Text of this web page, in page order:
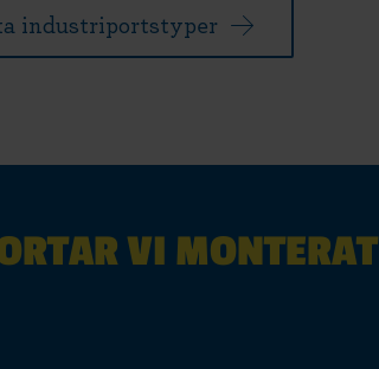
industriportstyper
VI MONTERAT